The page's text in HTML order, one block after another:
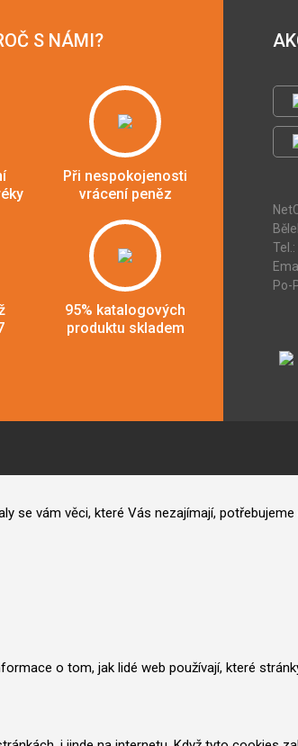
S NÁMI?
Při nespokojenosti
vrácení peněz
95% katalogových
produktu skladem
Po-
se vám věci, které Vás nezajímají,
o tom, jak lidé web používají, které